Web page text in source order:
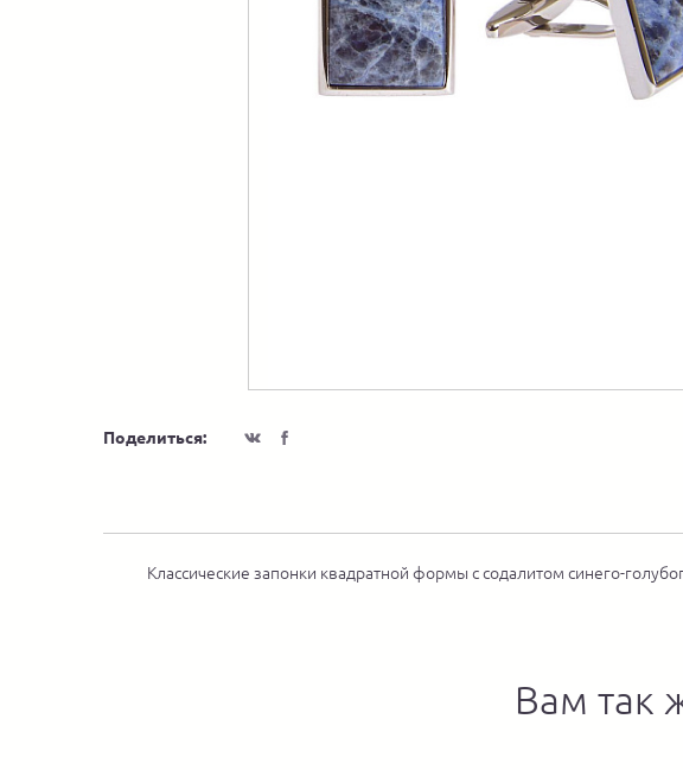
Поделиться:
Классические запонки квадратной формы с содалитом синего-
Вам так